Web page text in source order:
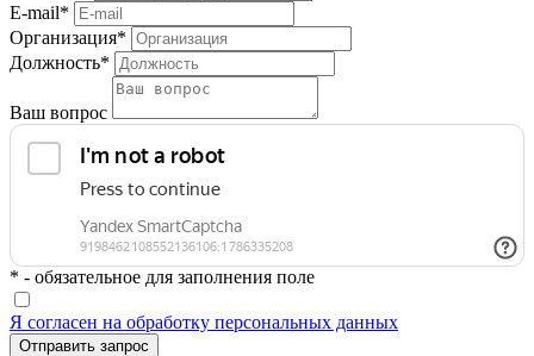
E-mail*
Организация*
Должность*
Ваш вопрос
* - обязательное для заполнения поле
Я согласен на обработку персональных данных
Отправить запрос